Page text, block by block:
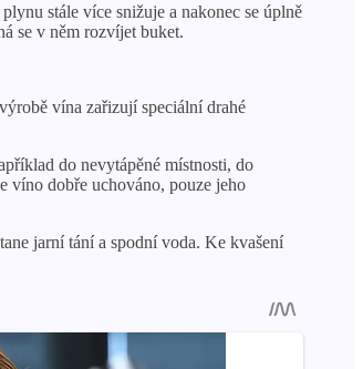
stále více snižuje a nakonec se úplně
se v něm rozvíjet buket.
vína zařizují speciální drahé
do nevytápěné místnosti, do
víno dobře uchováno, pouze jeho
jarní tání a spodní voda. Ke kvašení